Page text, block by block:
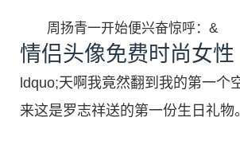
周扬青一开始便兴奋惊呼：&
情侣头像免费时尚女性
ldquo;天啊我竟然翻到我的第一个
来这是罗志祥送的第一份生日礼物。